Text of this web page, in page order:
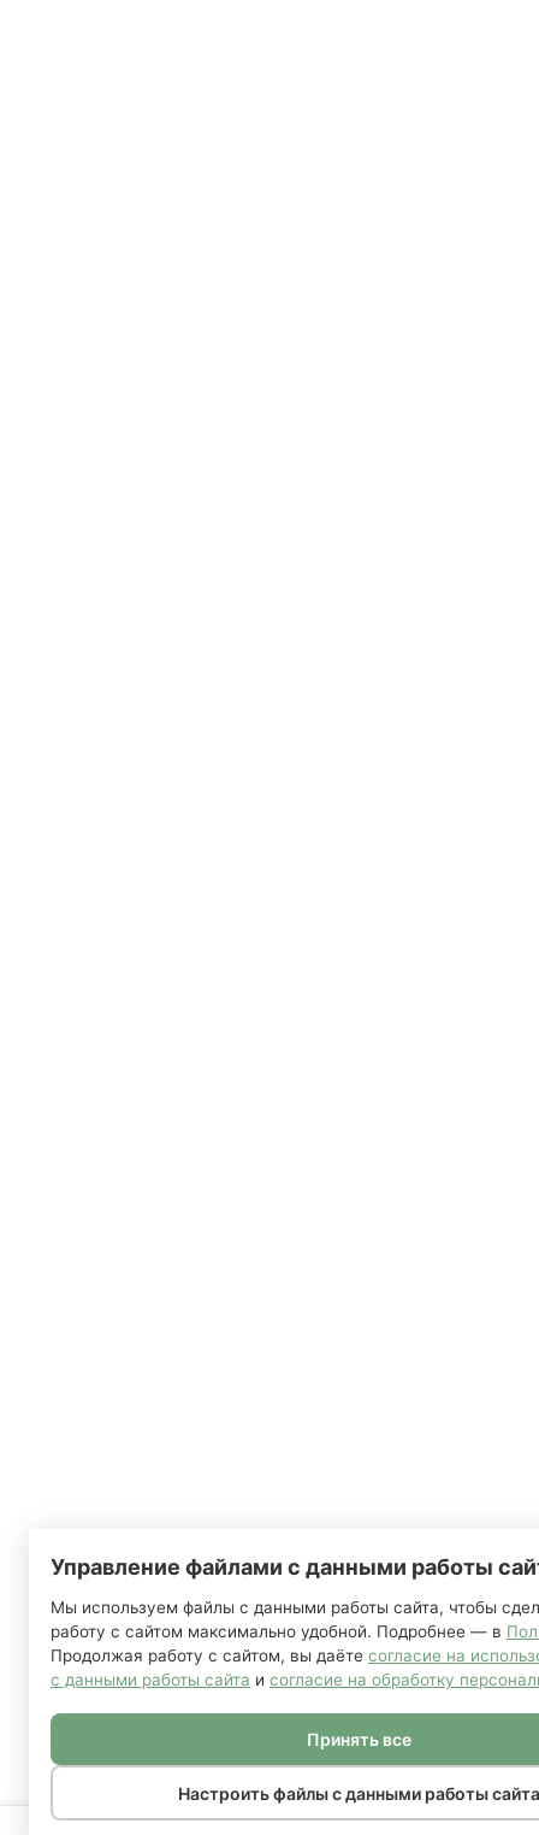
Управление файлами с данными работы
Мы используем файлы с данными работы сайта, чтобы
работу с сайтом максимально удобной. Подробнее — в
Продолжая работу с сайтом, вы даёте согласие на
с данными работы сайта и согласие на обработку
Принять все
Настроить файлы с данными работы сайта